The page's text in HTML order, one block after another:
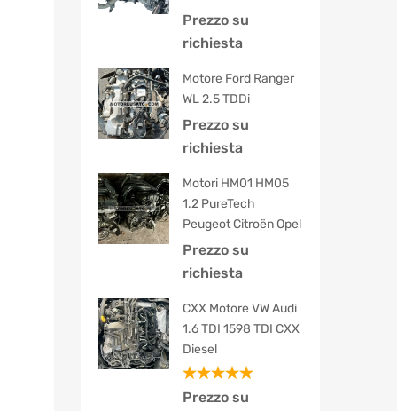
Prezzo su
richiesta
Motore Ford Ranger
WL 2.5 TDDi
Prezzo su
richiesta
Motori HM01 HM05
1.2 PureTech
Peugeot Citroën Opel
Prezzo su
richiesta
CXX Motore VW Audi
1.6 TDI 1598 TDI CXX
Diesel
Valutato
Prezzo su